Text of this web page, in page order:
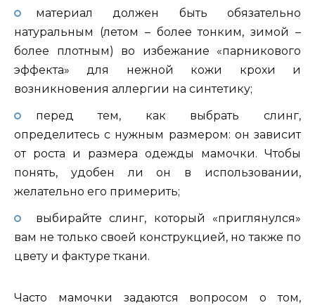
материал должен быть обязательно
натуральным (летом – более тонким, зимой –
более плотным) во избежание «парникового
эффекта» для нежной кожи крохи и
возникновения аллергии на синтетику;
перед тем, как выбрать слинг,
определитесь с нужным размером: он зависит
от роста и размера одежды мамочки. Чтобы
понять, удобен ли он в использовании,
желательно его примерить;
выбирайте слинг, который «приглянулся»
вам не только своей конструкцией, но также по
цвету и фактуре ткани.
Часто мамочки задаются вопросом о том,